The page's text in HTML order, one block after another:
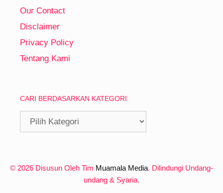
Our Contact
Disclaimer
Privacy Policy
Tentang Kami
CARI BERDASARKAN KATEGORI
Cari
Berdasarkan
© 2026 Disusun Oleh Tim Muamala Media. Dilindungi Undang-
undang & Syaria.